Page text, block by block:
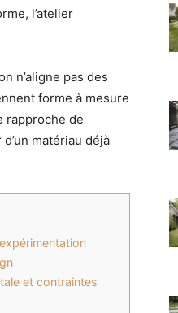
l’atelier
n’aligne pas des
forme à mesure
rapproche de
matériau déjà
et contraintes